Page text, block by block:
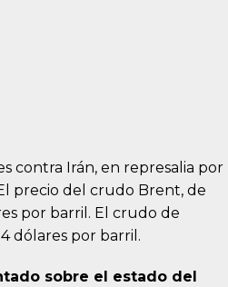
contra Irán, en represalia por
precio del crudo Brent, de
por barril. El crudo de
dólares por barril.
sobre el estado del